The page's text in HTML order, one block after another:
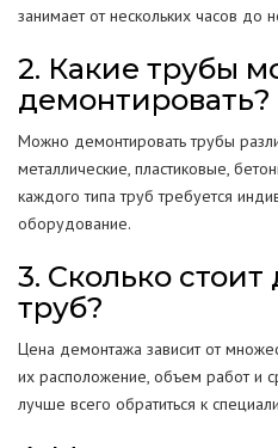
занимает от нескольких часов до
2. Какие трубы
демонтировать?
Можно демонтировать трубы
металлические, пластиковые,
каждого типа труб требуется
оборудование.
3. Сколько
труб?
Цена демонтажа зависит от
их расположение, объем работ и
лучше всего обратиться к